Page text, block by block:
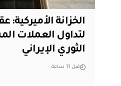
الخزانة
لتداول العملات
الثوري الإيراني
قبل 11 ساعة